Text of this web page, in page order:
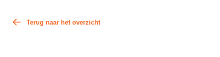
Terug naar het overzicht